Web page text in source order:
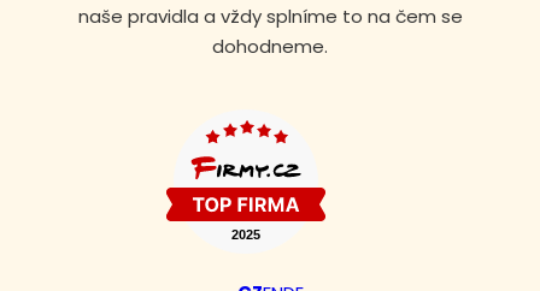
naše pravidla a vždy splníme to na čem se
dohodneme.
+420 608 105 106